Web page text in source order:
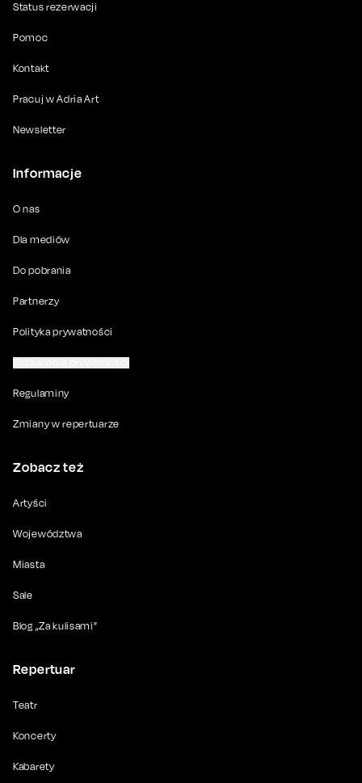
Status rezerwacji
Pomoc
Kontakt
Pracuj w Adria Art
Newsletter
Informacje
O nas
Dla mediów
Do pobrania
Partnerzy
Polityka prywatności
Regulaminy
Zmiany w repertuarze
Zobacz też
Artyści
Województwa
Miasta
Sale
Blog „Za kulisami”
Repertuar
Teatr
Koncerty
Kabarety